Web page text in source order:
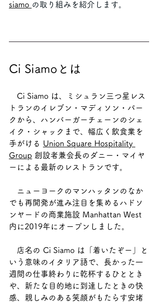
siamo の取り組みを紹介します。
Ci Siamoとは
Ci Siamo は、ミシュラン三つ星レス
トランのイレブン・マディソン・パー
クから、ハンバーガーチェーンのシェ
イク・シャックまで、幅広く飲食業を
手がける Union Square Hospitality
Group 創設者兼会長のダニー・マイヤ
ーによる最新のレストランです。
ニューヨークのマンハッタンのなか
でも再開発が進み注目を集めるハドソ
ンヤードの商業施設 Manhattan West
内に2019年にオープンしました。
店名の Ci Siamo は「着いたぞー」と
いう意味のイタリア語で、長かった一
週間の仕事終わりに乾杯するひととき
や、新たな目的地に到達したときの快
感、親しみのある笑顔がもたらす安堵